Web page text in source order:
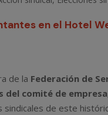
en el Hotel
de la Federación de
del comité de empresa
sindicales de este